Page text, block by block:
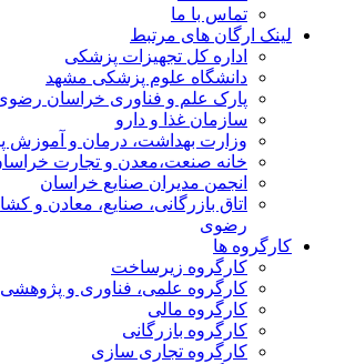
تماس با ما
لینک ارگان های مرتبط
اداره کل تجهیزات پزشکی
دانشگاه علوم پزشکی مشهد
پارک علم و فناوری خراسان
سازمان غذا و دارو
وزارت بهداشت، درمان و آموزش
خانه صنعت،معدن و تجارت
انجمن مدیران صنایع خراسان
اتاق بازرگانی، صنایع، معادن و
رضوی
کارگروه ها
کارگروه زیرساخت
کارگروه علمی، فناوری و پژوهشی
کارگروه مالی
کارگروه بازرگانی
کارگروه تجاری سازی